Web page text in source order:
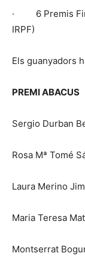
· 6 Premis Fira
IRPF)
Els guanyadors
PREMI ABACUS
Sergio Durban
Rosa Mª Tomé
Laura Merino
Maria Teresa
Montserrat